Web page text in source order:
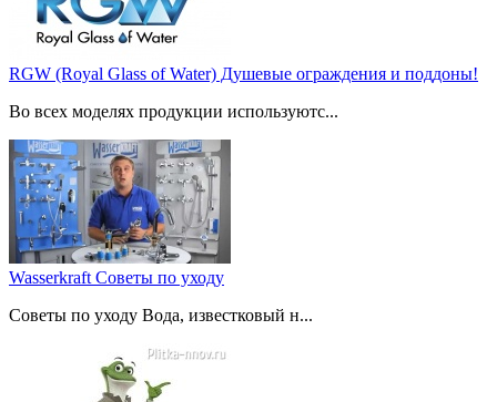
RGW (Royal Glass of Water) Душевые ограждения и поддоны!
Во всех моделях продукции используютс...
Wasserkraft Советы по уходу
Советы по уходу Вода, известковый н...